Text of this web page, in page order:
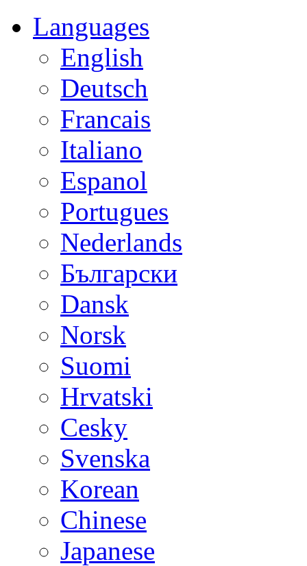
Languages
English
Deutsch
Francais
Italiano
Espanol
Portugues
Nederlands
Български
Dansk
Norsk
Suomi
Hrvatski
Cesky
Svenska
Korean
Chinese
Japanese